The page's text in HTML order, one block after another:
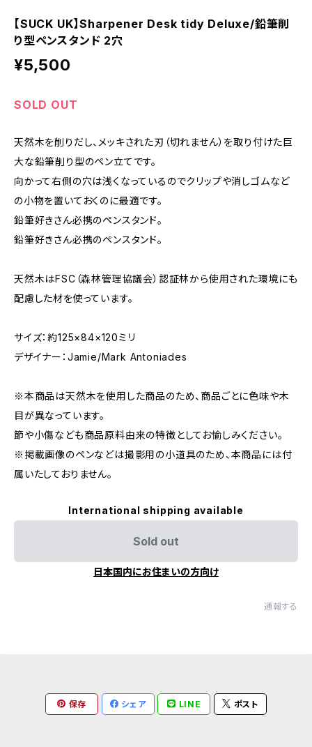
【SUCK UK】Sharpener Desk tidy Deluxe/鉛筆削
り型ペンスタンド 2穴
¥5,500
SOLD OUT
天然木を削りだし、メッキされた刃（切れません）を取り付けた巨
大な鉛筆削り型のペン立てです。
向かって右側の穴は浅くなっているのでクリップや消しゴムなど
の小物を置いておくのに最適です。
鉛筆好きさん必携のペンスタンド。
鉛筆好きさん必携のペンスタンド。
天然木はFSC（森林管理協議会）認証林から使用された環境にも
配慮した材を使っています。
サイズ：約125×84×120ミリ
デザイナー：Jamie/Mark Antoniades
※本商品は天然木を使用した商品のため、商品ごとに色味や木
目が異なっています。
節や小傷なども商品原料由来の特徴としてお愉しみください。
※掲載画像のペンなどは撮影用の小道具のため、本商品には付
属いたしておりません。
International shipping available
Sold out
日本国内にお住まいの方向け
通報する
保存 シェア LINE ポスト